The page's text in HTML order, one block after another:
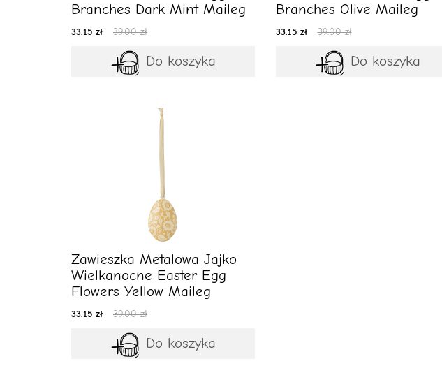
Branches Dark Mint Maileg
33.15 zł 39.00 zł
Do koszyka
Branches Olive Maileg
33.15 zł 39.00 zł
Do koszyka
Zawieszka Metalowa Jajko
Wielkanocne Easter Egg
Flowers Yellow Maileg
33.15 zł 39.00 zł
Do koszyka